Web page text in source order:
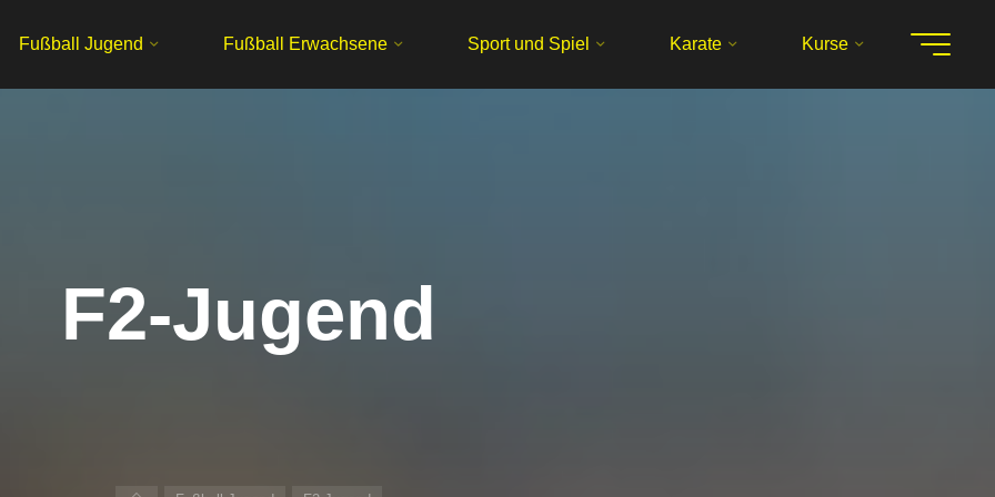
Fußball Jugend Fußball Erwachsene Sport und Spiel Karate Kurse
F2-Jugend